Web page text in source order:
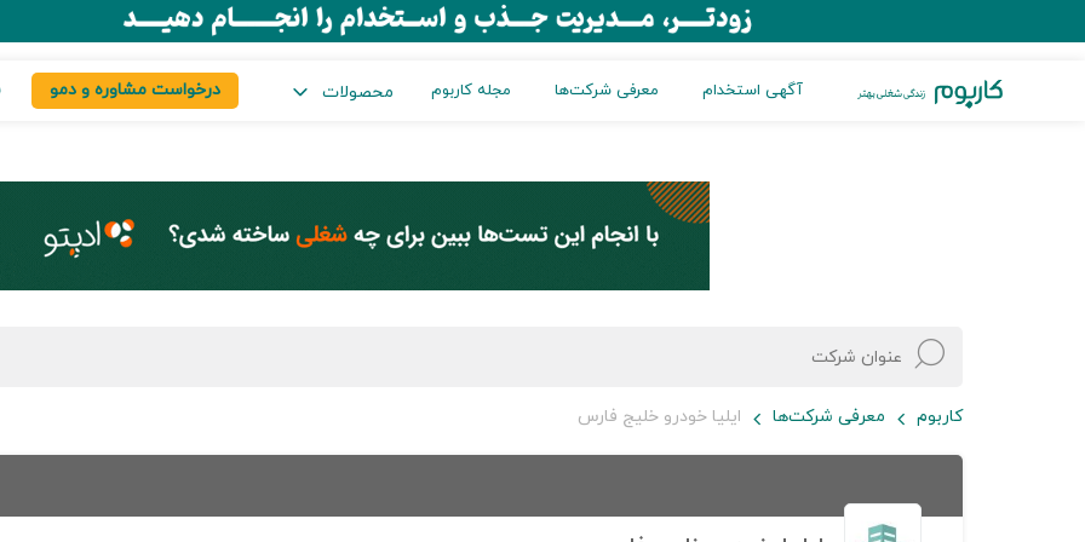
آگهی استخدام معرفی شرکت‌ها مجله کاربوم محصولات درخواست مشاوره و دمو
کاربوم معرفی شرکت‌ها ایلیا خودرو خلیج فارس